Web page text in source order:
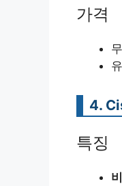
가격
4.
특징